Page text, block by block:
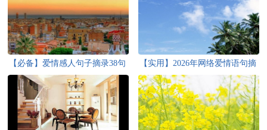
【必备】爱情感人句子摘录38句
【实用】2026年网络爱情语句摘
录70句